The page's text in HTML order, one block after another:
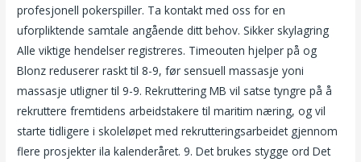
profesjonell pokerspiller. Ta kontakt med oss for en
uforpliktende samtale angående ditt behov. Sikker skylagring
Alle viktige hendelser registreres. Timeouten hjelper på og
Blonz reduserer raskt til 8-9, før sensuell massasje yoni
massasje utligner til 9-9. Rekruttering MB vil satse tyngre på å
rekruttere fremtidens arbeidstakere til maritim næring, og vil
starte tidligere i skoleløpet med rekrutteringsarbeidet gjennom
flere prosjekter ila kalenderåret. 9. Det brukes stygge ord Det